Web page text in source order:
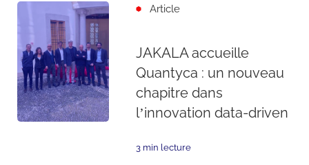
Article
JAKALA accueille
Quantyca : un nouveau
chapitre dans
l’innovation data-driven
3 min lecture